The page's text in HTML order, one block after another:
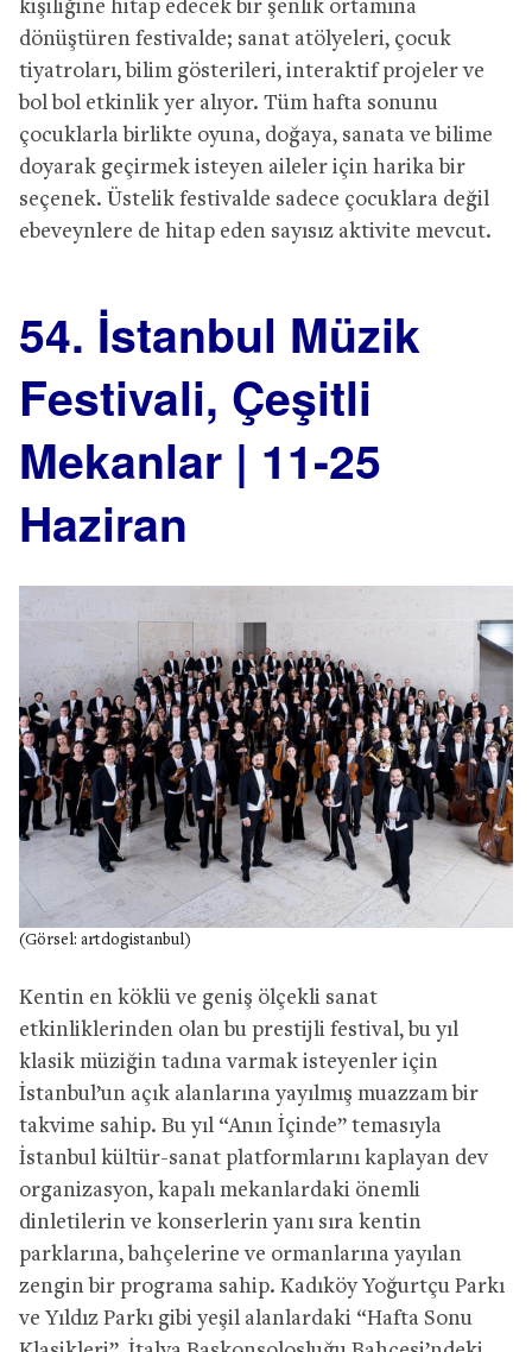
kişiliğine hitap edecek bir şenlik ortamına
dönüştüren festivalde; sanat atölyeleri, çocuk
tiyatroları, bilim gösterileri, interaktif projeler ve
bol bol etkinlik yer alıyor. Tüm hafta sonunu
çocuklarla birlikte oyuna, doğaya, sanata ve bilime
doyarak geçirmek isteyen aileler için harika bir
seçenek. Üstelik festivalde sadece çocuklara değil
ebeveynlere de hitap eden sayısız aktivite mevcut.
54. İstanbul Müzik
Festivali, Çeşitli
Mekanlar | 11-25
Haziran
(Görsel: artdogistanbul)
Kentin en köklü ve geniş ölçekli sanat
etkinliklerinden olan bu prestijli festival, bu yıl
klasik müziğin tadına varmak isteyenler için
İstanbul’un açık alanlarına yayılmış muazzam bir
takvime sahip. Bu yıl “Anın İçinde” temasıyla
İstanbul kültür-sanat platformlarını kaplayan dev
organizasyon, kapalı mekanlardaki önemli
dinletilerin ve konserlerin yanı sıra kentin
parklarına, bahçelerine ve ormanlarına yayılan
zengin bir programa sahip. Kadıköy Yoğurtçu Parkı
ve Yıldız Parkı gibi yeşil alanlardaki “Hafta Sonu